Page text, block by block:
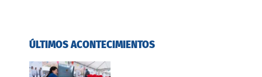
ÚLTIMOS ACONTECIMIENTOS